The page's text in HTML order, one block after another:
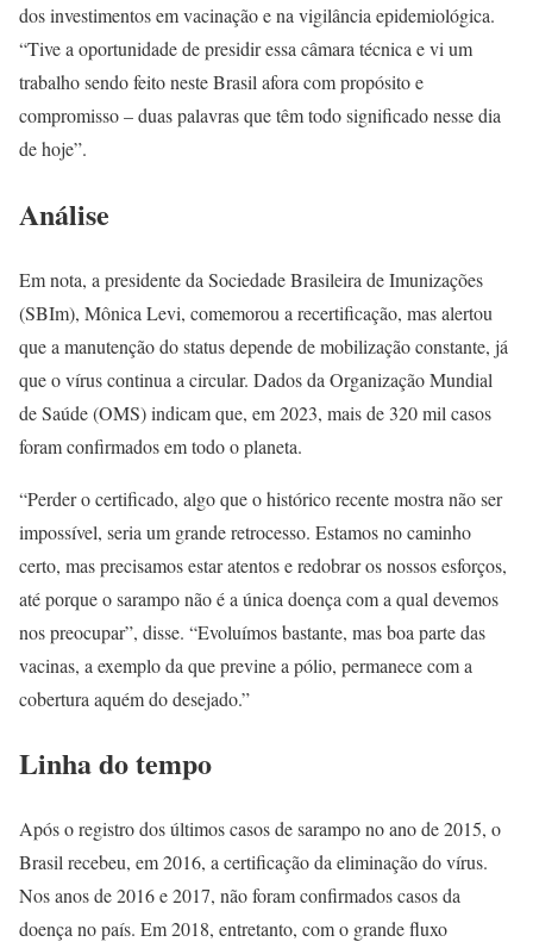
dos investimentos em vacinação e na vigilância epidemiológica.
“Tive a oportunidade de presidir essa câmara técnica e vi um
trabalho sendo feito neste Brasil afora com propósito e
compromisso – duas palavras que têm todo significado nesse dia
de hoje”.
Análise
Em nota, a presidente da Sociedade Brasileira de Imunizações
(SBIm), Mônica Levi, comemorou a recertificação, mas alertou
que a manutenção do status depende de mobilização constante, já
que o vírus continua a circular. Dados da Organização Mundial
de Saúde (OMS) indicam que, em 2023, mais de 320 mil casos
foram confirmados em todo o planeta.
“Perder o certificado, algo que o histórico recente mostra não ser
impossível, seria um grande retrocesso. Estamos no caminho
certo, mas precisamos estar atentos e redobrar os nossos esforços,
até porque o sarampo não é a única doença com a qual devemos
nos preocupar”, disse. “Evoluímos bastante, mas boa parte das
vacinas, a exemplo da que previne a pólio, permanece com a
cobertura aquém do desejado.”
Linha do tempo
Após o registro dos últimos casos de sarampo no ano de 2015, o
Brasil recebeu, em 2016, a certificação da eliminação do vírus.
Nos anos de 2016 e 2017, não foram confirmados casos da
doença no país. Em 2018, entretanto, com o grande fluxo